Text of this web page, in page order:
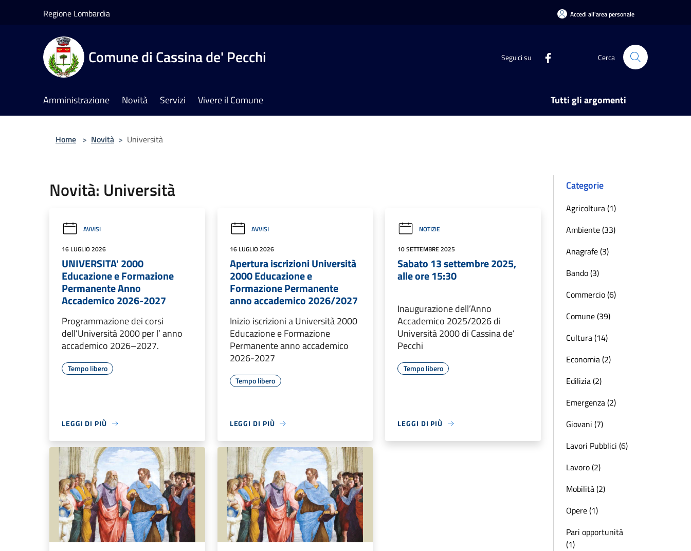
Regione Lombardia Accedi all'area personale
Comune di Cassina de' Pecchi Seguici su Cerca
Amministrazione Novità Servizi Vivere il Comune Tutti gli argomenti
Home > Novità > Università
Novità: Università
AVVISI
16 LUGLIO 2026
UNIVERSITA' 2000
Educazione e Formazione
Permanente Anno
Accademico 2026-2027
Programmazione dei corsi
dell’Università 2000 per l’ anno
accademico 2026–2027.
Tempo libero
LEGGI DI PIÙ
AVVISI
16 LUGLIO 2026
Apertura iscrizioni Università
2000 Educazione e
Formazione Permanente
anno accademico 2026/2027
Inizio iscrizioni a Università 2000
Educazione e Formazione
Permanente anno accademico
2026-2027
Tempo libero
LEGGI DI PIÙ
NOTIZIE
10 SETTEMBRE 2025
Sabato 13 settembre 2025,
alle ore 15:30
Inaugurazione dell’Anno
Accademico 2025/2026 di
Università 2000 di Cassina de’
Pecchi
Tempo libero
LEGGI DI PIÙ
Categorie
Agricoltura (1)
Ambiente (33)
Anagrafe (3)
Bando (3)
Commercio (6)
Comune (39)
Cultura (14)
Economia (2)
Edilizia (2)
Emergenza (2)
Giovani (7)
Lavori Pubblici (6)
Lavoro (2)
Mobilità (2)
Opere (1)
Pari opportunità
(1)